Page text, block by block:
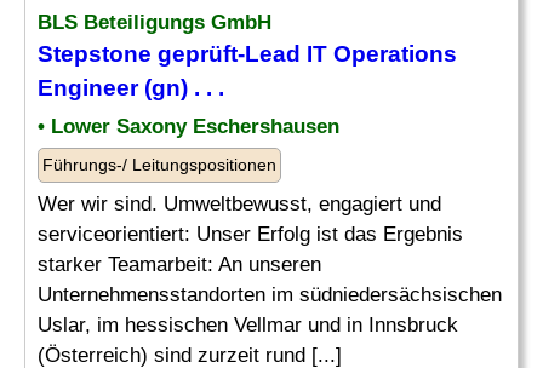
BLS Beteiligungs GmbH
Stepstone geprüft-Lead IT Operations
Engineer(gn) . . .
• Lower Saxony Eschershausen
Führungs-/ Leitungspositionen
Wer wir sind. Umweltbewusst, engagiert und
serviceorientiert: Unser Erfolg ist das Ergebnis
starker Teamarbeit: An unseren
Unternehmensstandorten im südniedersächsischen
Uslar, im hessischen Vellmar und in Innsbruck
(Österreich) sind zurzeit rund [...]